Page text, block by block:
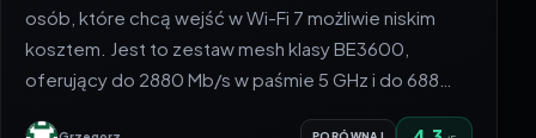
osób, które chcą wejść w Wi-Fi 7 możliwie niskim
kosztem. Jest to zestaw mesh klasy BE3600,
oferujący do 2880 Mb/s w paśmie 5 GHz i do 688…